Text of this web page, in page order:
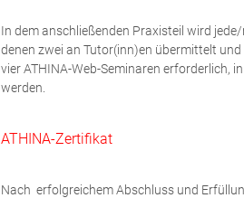
In dem anschließenden Praxisteil wird
denen zwei an Tutor(inn)en übermittelt
vier ATHINA-Web-Seminaren erforderlich,
werden.
ATHINA-Zertifikat
Nach erfolgreichem Abschluss und